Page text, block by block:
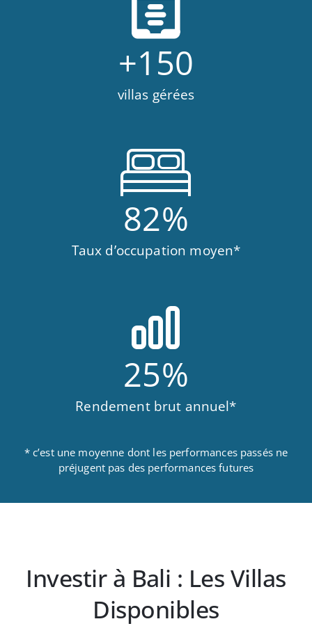
+150
villas gérées
82%
Taux d’occupation moyen*
25%
Rendement brut annuel*
* c’est une moyenne dont les performances passés ne
préjugent pas des performances futures
Investir à Bali : Les Villas
Disponibles